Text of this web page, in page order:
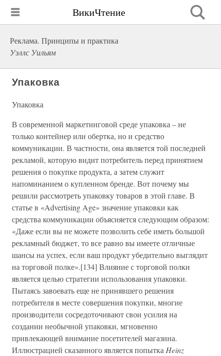
ВикиЧтение
Реклама. Принципы и практика
Уэллс Уильям
Упаковка
Упаковка
В современной маркетинговой среде упаковка – не
только контейнер или обертка, но и средство
коммуникации. В частности, она является той последней
рекламой, которую видит потребитель перед принятием
решения о покупке продукта, а затем служит
напоминанием о купленном бренде. Вот почему мы
решили рассмотреть упаковку товаров в этой главе. В
статье в «Advertising Age» значение упаковки как
средства коммуникации объясняется следующим образом:
«Даже если вы не можете позволить себе иметь большой
рекламный бюджет, то все равно вы имеете отличные
шансы на успех, если ваш продукт убедительно выглядит
на торговой полке».[134] Влияние с торговой полки
является целью стратегии использования упаковки.
Пытаясь завоевать еще не принявшего решения
потребителя в месте совершения покупки, многие
производители сосредоточивают свои усилия на
создании необычной упаковки, мгновенно
привлекающей внимание посетителей магазина.
Иллюстрацией сказанного является попытка Heinz